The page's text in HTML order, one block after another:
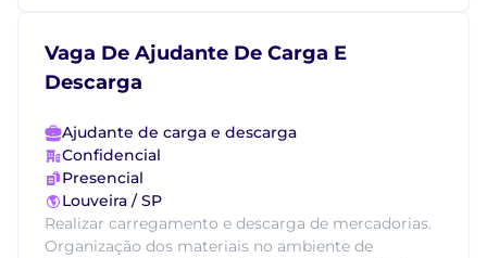
Vaga De Ajudante De Carga E
Descarga
Ajudante de carga e descarga
Confidencial
Presencial
Louveira / SP
Realizar carregamento e descarga de mercadorias.
Organização dos materiais no ambiente de